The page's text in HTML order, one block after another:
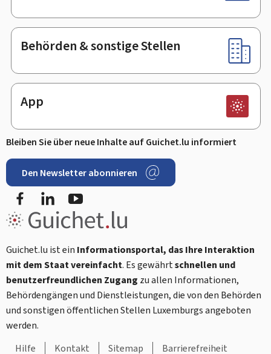
Behörden & sonstige Stellen
App
Bleiben Sie über neue Inhalte auf Guichet.lu informiert
Den Newsletter abonnieren
FacebookLinkedIn
Guichet.lu ist ein Informationsportal, das Ihre Interaktion
mit dem Staat vereinfacht. Es gewährtschnellen und
benutzerfreundlichen Zugang zu allen Informationen,
Behördengängen und Dienstleistungen, die von den Behörden
und sonstigen öffentlichen Stellen Luxemburgs angeboten
werden.
Hilfe
Kontakt Sitemap Barrierefreiheit